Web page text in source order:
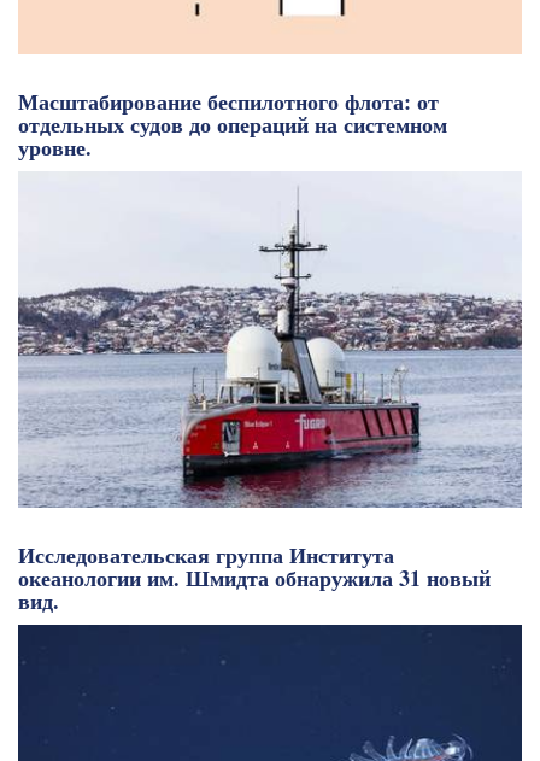
Масштабирование беспилотного флота: от
отдельных судов до операций на системном
уровне.
Исследовательская группа Института
океанологии им. Шмидта обнаружила 31 новый
вид.